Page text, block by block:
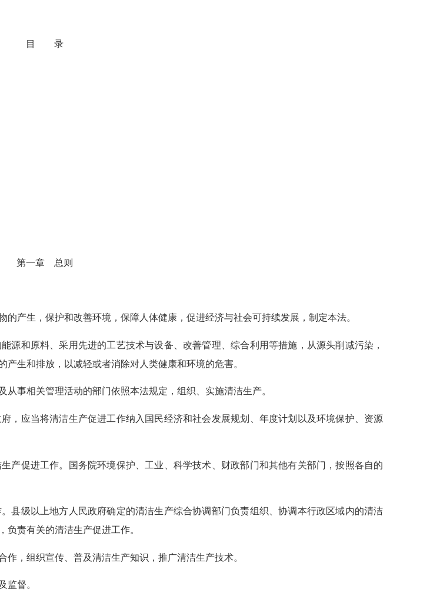
目 录
第一章 总则
产生，保护和改善环境，保障人体健康，促进经济与社会可持续发展，制定本法。
和原料、采用先进的工艺技术与设备、改善管理、综合利用等措施，从源头削减污染，
生和排放，以减轻或者消除对人类健康和环境的危害。
事相关管理活动的部门依照本法规定，组织、实施清洁生产。
，应当将清洁生产促进工作纳入国民经济和社会发展规划、年度计划以及环境保护、资源
产促进工作。国务院环境保护、工业、科学技术、财政部门和其他有关部门，按照各自的
县级以上地方人民政府确定的清洁生产综合协调部门负责组织、协调本行政区域内的清洁
责有关的清洁生产促进工作。
，组织宣传、普及清洁生产知识，推广清洁生产技术。
监督。